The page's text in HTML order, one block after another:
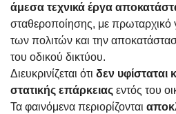
άμεσα τεχνικά έργα
σταθεροποίησης, με πρωταρχικό
των πολιτών και την
του οδικού δικτύου.
Διευκρινίζεται ότι δεν
στατικής επάρκειας εντός του
Τα φαινόμενα περιορίζονται